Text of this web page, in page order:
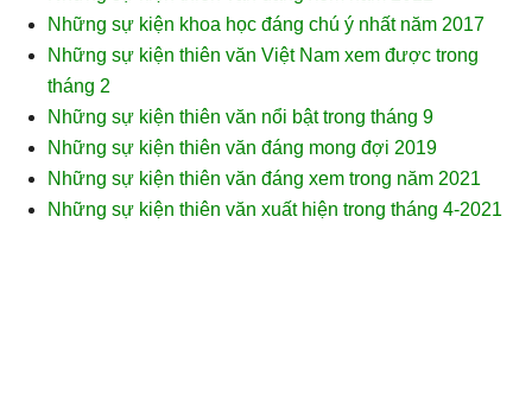
Những sự kiện khoa học đáng chú ý nhất năm 2017
Những sự kiện thiên văn Việt Nam xem được trong
tháng 2
Những sự kiện thiên văn nổi bật trong tháng 9
Những sự kiện thiên văn đáng mong đợi 2019
Những sự kiện thiên văn đáng xem trong năm 2021
Những sự kiện thiên văn xuất hiện trong tháng 4-2021